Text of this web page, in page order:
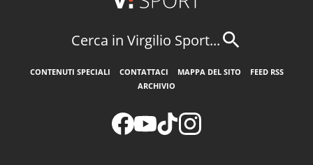
Cerca in Virgilio Sport...
CONTENUTI SPECIALI CONTATTACI MAPPA DEL SITO
FEED RSS
ARCHIVIO